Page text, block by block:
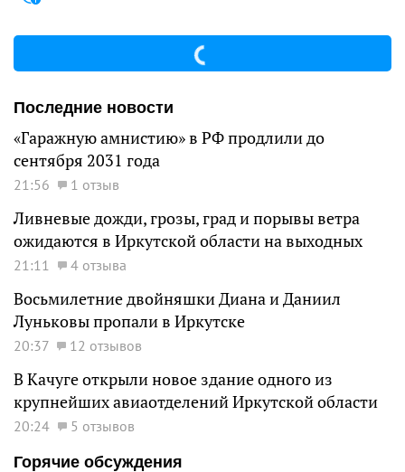
Последние новости
«Гаражную амнистию» в РФ продлили до
сентября 2031 года
21:56 1 отзыв
Ливневые дожди, грозы, град и порывы ветра
ожидаются в Иркутской области на выходных
21:11 4 отзыва
Восьмилетние двойняшки Диана и Даниил
Луньковы пропали в Иркутске
20:37 12 отзывов
В Качуге открыли новое здание одного из
крупнейших авиаотделений Иркутской области
20:24
5 отзывов
Горячие обсуждения